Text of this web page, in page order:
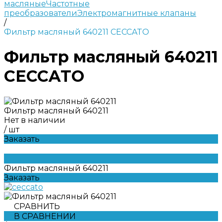
масляныеЧастотные
преобразователиЭлектромагнитные клапаны
/
Фильтр масляный 640211 CECCATO
Фильтр масляный 640211
CECCATO
Фильтр масляный 640211
Нет в наличии
/ шт
Заказать
Фильтр масляный 640211
Заказать
СРАВНИТЬ
В СРАВНЕНИИ